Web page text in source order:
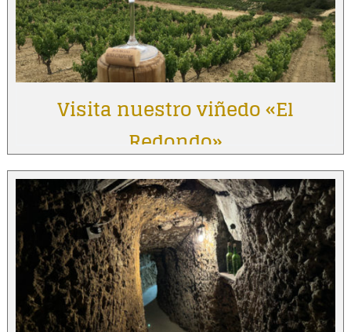
Visita nuestro viñedo «El
Redondo»